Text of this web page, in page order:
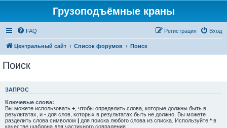
Грузоподъёмные краны
FAQ Вход
Регистрация
Центральный сайт Список форумов Поиск
Поиск
ЗАПРОС
Ключевые слова:
Вы можете использовать + , чтобы определить слова, которые должны быть в
результатах, и - для слов, которых в результатах быть не должно. Вы можете
разделить слова символом | для поиска любого слова из списка. Используйте * в
качестве шаблона для частичного совпадения.